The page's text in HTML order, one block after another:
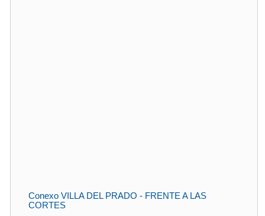
Conexo VILLA DEL PRADO - FRENTE A LAS
CORTES